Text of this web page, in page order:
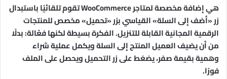
هي إضافة مخصصة لمتاجر WooCommerce تقوم تلقائيًا باستبدال
زر «أضف إلى السلة» القياسي بزر «تحميل» مخصص للمنتجات
الرقمية المجانية القابلة للتنزيل. الفكرة بسيطة لكنها فعّالة: بدلًا
من أن يضيف العميل المنتج إلى السلة ويكمل عملية شراء
وهمية بقيمة صفر، يضغط على زر التحميل ويحصل على الملف
فورًا.